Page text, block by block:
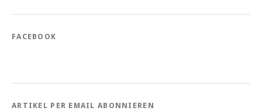
FACEBOOK
ARTIKEL PER EMAIL ABONNIEREN